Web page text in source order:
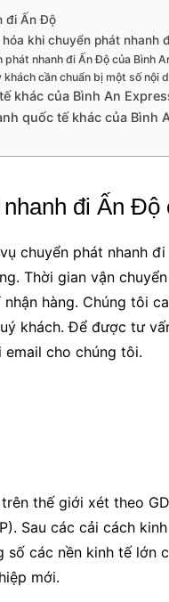
đi Ấn Độ
khi chuyển phát nhanh
nhanh đi Ấn Độ của Bình
cần chuẩn bị một số nội
khác của Bình An
quốc tế khác của Bình
đi Ấn Độ
chuyển phát nhanh
Thời gian vận
hàng. Chúng tôi
khách. Để được tư
cho chúng tôi.
thế giới xét theo
Sau các cải cách
số các nền kinh tế lớn
mới.